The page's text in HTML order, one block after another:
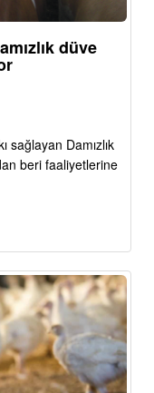
düve
sağlayan Damızlık
beri faaliyetlerine